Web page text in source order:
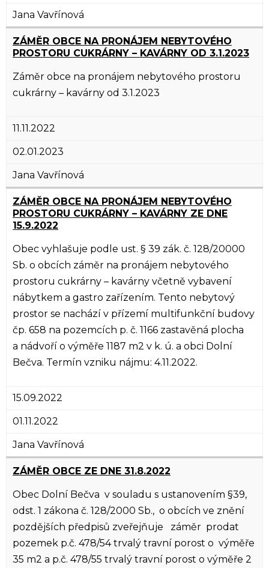
Jana Vavřínová
ZÁMĚR OBCE NA PRONÁJEM NEBYTOVÉHO
PROSTORU CUKRÁRNY – KAVÁRNY OD 3.1.2023
Záměr obce na pronájem nebytového prostoru
cukrárny – kavárny od 3.1.2023
11.11.2022
02.01.2023
Jana Vavřínová
ZÁMĚR OBCE NA PRONÁJEM NEBYTOVÉHO
PROSTORU CUKRÁRNY – KAVÁRNY ZE DNE
15.9.2022
Obec vyhlašuje podle ust. § 39 zák. č. 128/20000
Sb. o obcích záměr na pronájem nebytového
prostoru cukrárny – kavárny včetně vybavení
nábytkem a gastro zařízením. Tento nebytový
prostor se nachází v přízemí multifunkční budovy
čp. 658 na pozemcích p. č. 1166 zastavěná plocha
a nádvoří o výměře 1187 m2 v k. ú. a obci Dolní
Bečva. Termín vzniku nájmu: 4.11.2022.
15.09.2022
01.11.2022
Jana Vavřínová
ZÁMĚR OBCE ZE DNE 31.8.2022
Obec Dolní Bečva v souladu s ustanovením §39,
odst. 1 zákona č. 128/2000 Sb., o obcích ve znění
pozdějších předpisů zveřejňuje záměr prodat
pozemek p.č. 478/54 trvalý travní porost o výměře
35 m2 a p.č. 478/55 trvalý travní porost o výměře 2